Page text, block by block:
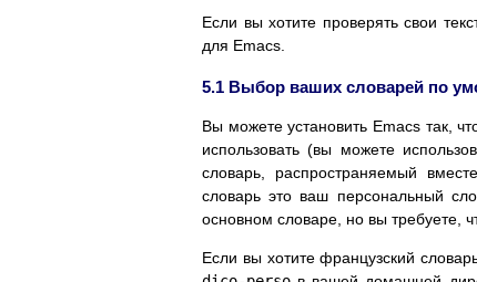
Если вы хотите проверять свои
для Emacs.
5.1 Выбор ваших словарей по
Вы можете установить Emacs так,
использовать (вы можете
словарь, распространяемый
словарь это ваш персональный
основном словаре, но вы требуете,
Если вы хотите французский